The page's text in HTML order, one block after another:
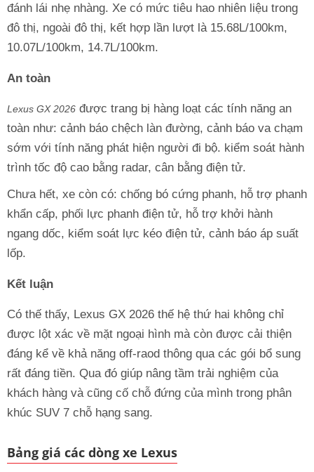
đánh lái nhẹ nhàng. Xe có mức tiêu hao nhiên liệu trong
đô thị, ngoài đô thị, kết hợp lần lượt là 15.68L/100km,
10.07L/100km, 14.7L/100km.
An toàn
Lexus GX 2026 được trang bị hàng loạt các tính năng an
toàn như: cảnh báo chệch làn đường, cảnh báo va chạm
sớm với tính năng phát hiện người đi bộ. kiểm soát hành
trình tốc độ cao bằng radar, cân bằng điện tử.
Chưa hết, xe còn có: chống bó cứng phanh, hỗ trợ phanh
khẩn cấp, phối lực phanh điện tử, hỗ trợ khởi hành
ngang dốc, kiểm soát lực kéo điện tử, cảnh báo áp suất
lốp.
Kết luận
Có thế thấy, Lexus GX 2026 thế hệ thứ hai không chỉ
được lột xác về mặt ngoại hình mà còn được cải thiện
đáng kể về khả năng off-raod thông qua các gói bổ sung
rất đáng tiền. Qua đó giúp nâng tầm trải nghiệm của
khách hàng và cũng cố chỗ đứng của mình trong phân
khúc SUV 7 chỗ hạng sang.
Bảng giá các dòng xe Lexus